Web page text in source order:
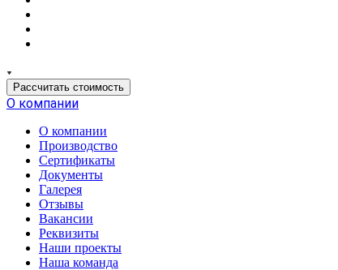
Рассчитать стоимость
О компании
О компании
Производство
Сертификаты
Документы
Галерея
Отзывы
Вакансии
Реквизиты
Наши проекты
Наша команда